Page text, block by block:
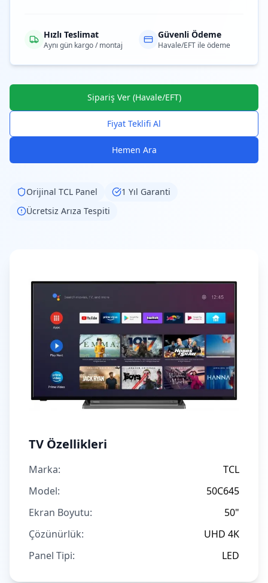
Hızlı Teslimat
Aynı gün kargo / montaj
Güvenli Ödeme
Havale/EFT ile ödeme
Sipariş Ver (Havale/EFT)
Fiyat Teklifi Al
Hemen Ara
Orijinal TCL Panel
1 Yıl Garanti
Ücretsiz Arıza Tespiti
TV Özellikleri
Marka:
TCL
Model:
50C645
Ekran Boyutu:
50"
Çözünürlük:
UHD 4K
Panel Tipi:
LED